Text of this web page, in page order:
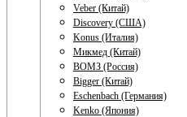
Veber (Китай)
Discovery (США)
Konus (Италия)
Микмед (Китай)
ВОМЗ (Россия)
Bigger (Китай)
Eschenbach (Германия)
Kenko (Япония)